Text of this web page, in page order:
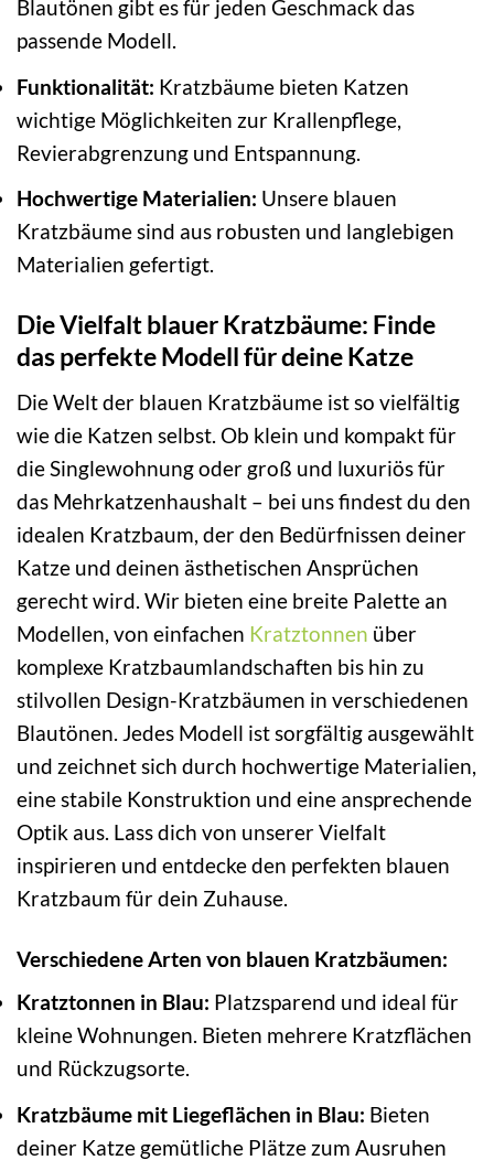
Blautönen gibt es für jeden Geschmack das
passende Modell.
Funktionalität: Kratzbäume bieten Katzen
wichtige Möglichkeiten zur Krallenpflege,
Revierabgrenzung und Entspannung.
Hochwertige Materialien: Unsere blauen
Kratzbäume sind aus robusten und langlebigen
Materialien gefertigt.
Die Vielfalt blauer Kratzbäume: Finde
das perfekte Modell für deine Katze
Die Welt der blauen Kratzbäume ist so vielfältig
wie die Katzen selbst. Ob klein und kompakt für
die Singlewohnung oder groß und luxuriös für
das Mehrkatzenhaushalt – bei uns findest du den
idealen Kratzbaum, der den Bedürfnissen deiner
Katze und deinen ästhetischen Ansprüchen
gerecht wird. Wir bieten eine breite Palette an
Modellen, von einfachen Kratztonnen über
komplexe Kratzbaumlandschaften bis hin zu
stilvollen Design-Kratzbäumen in verschiedenen
Blautönen. Jedes Modell ist sorgfältig ausgewählt
und zeichnet sich durch hochwertige Materialien,
eine stabile Konstruktion und eine ansprechende
Optik aus. Lass dich von unserer Vielfalt
inspirieren und entdecke den perfekten blauen
Kratzbaum für dein Zuhause.
Verschiedene Arten von blauen Kratzbäumen:
Kratztonnen in Blau: Platzsparend und ideal für
kleine Wohnungen. Bieten mehrere Kratzflächen
und Rückzugsorte.
Kratzbäume mit Liegeflächen in Blau: Bieten
deiner Katze gemütliche Plätze zum Ausruhen